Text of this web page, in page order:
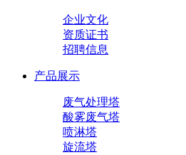
企业文化
资质证书
招聘信息
产品展示
废气处理塔
酸雾废气塔
喷淋塔
旋流塔